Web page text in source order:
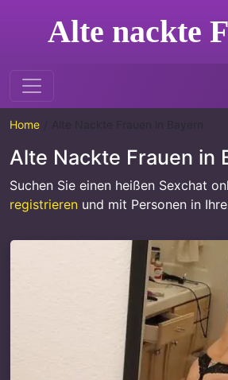
Alte nackte
Home
Alte Nackte Frauen in
Suchen Sie einen heißen Sexchat
registrieren und mit Personen in